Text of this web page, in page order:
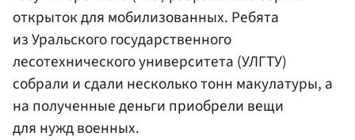
открыток для мобилизованных. Ребята
из Уральского государственного
лесотехнического университета (УЛГТУ)
собрали и сдали несколько тонн макулатуры, а
на полученные деньги приобрели вещи
для нужд военных.